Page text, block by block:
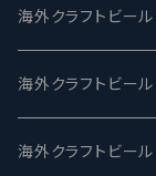
UCHU BREWING
バテレ -VERTERE
2nd Story Ale
海外クラフトビール
Modern Times
Maui マウイ
海外クラフトビー
UnBarred -アン
海外クラフトビー